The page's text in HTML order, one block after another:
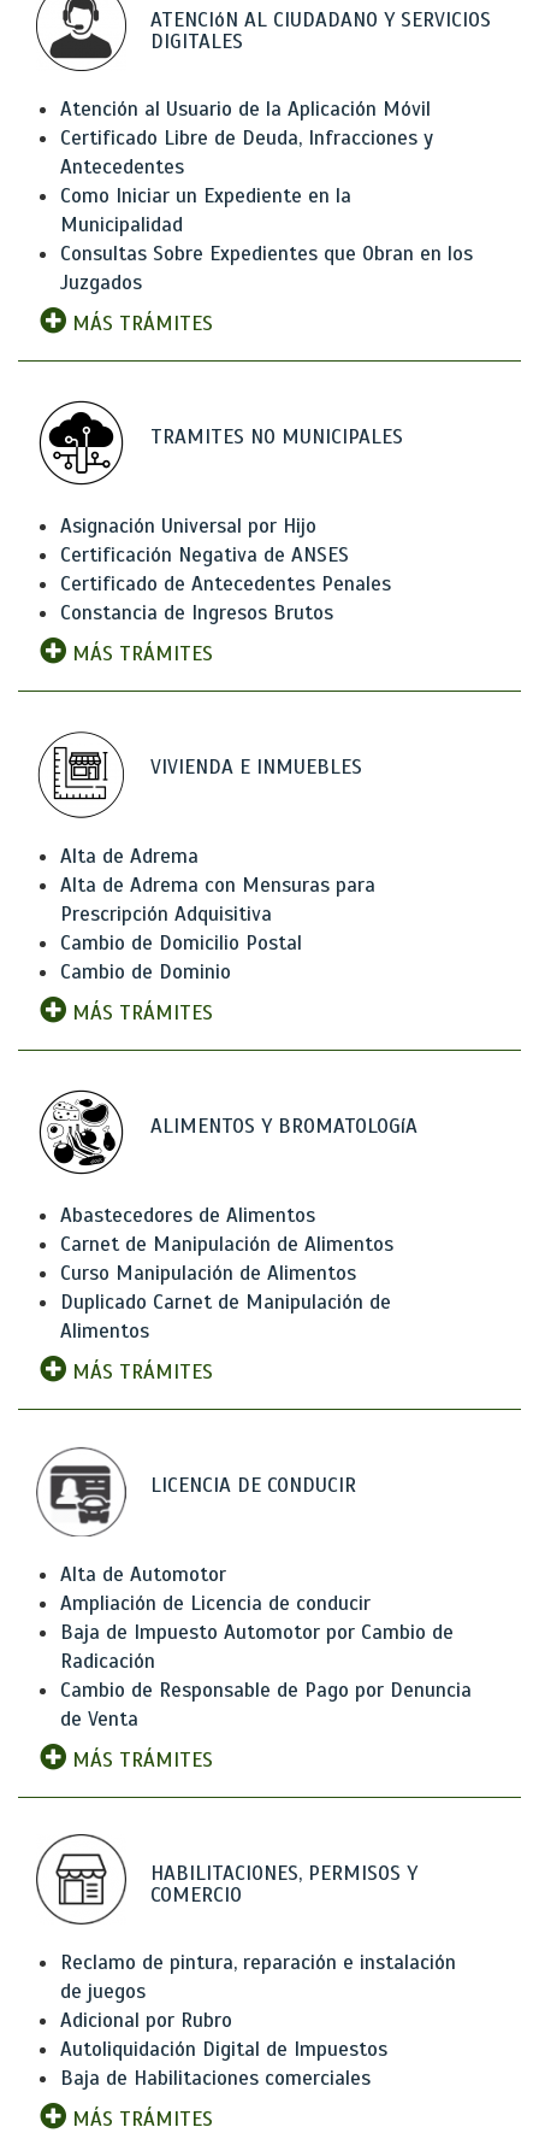
ATENCIóN AL CIUDADANO Y SERVICIOS
DIGITALES
Atención al Usuario de la Aplicación Móvil
Certificado Libre de Deuda, Infracciones y
Antecedentes
Como Iniciar un Expediente en la
Municipalidad
Consultas Sobre Expedientes que Obran en los
Juzgados
MÁS TRÁMITES
TRAMITES NO MUNICIPALES
Asignación Universal por Hijo
Certificación Negativa de ANSES
Certificado de Antecedentes Penales
Constancia de Ingresos Brutos
MÁS TRÁMITES
VIVIENDA E INMUEBLES
Alta de Adrema
Alta de Adrema con Mensuras para
Prescripción Adquisitiva
Cambio de Domicilio Postal
Cambio de Dominio
MÁS TRÁMITES
ALIMENTOS Y BROMATOLOGíA
Abastecedores de Alimentos
Carnet de Manipulación de Alimentos
Curso Manipulación de Alimentos
Duplicado Carnet de Manipulación de
Alimentos
MÁS TRÁMITES
LICENCIA DE CONDUCIR
Alta de Automotor
Ampliación de Licencia de conducir
Baja de Impuesto Automotor por Cambio de
Radicación
Cambio de Responsable de Pago por Denuncia
de Venta
MÁS TRÁMITES
HABILITACIONES, PERMISOS Y
COMERCIO
Reclamo de pintura, reparación e instalación
de juegos
Adicional por Rubro
Autoliquidación Digital de Impuestos
Baja de Habilitaciones comerciales
MÁS TRÁMITES